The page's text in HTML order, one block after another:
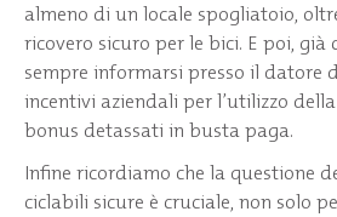
almeno di un locale spogliatoio,
ricovero sicuro per le bici. E poi, già
sempre informarsi presso il datore
incentivi aziendali per l’utilizzo
bonus detassati in busta paga.
Infine ricordiamo che la questione
ciclabili sicure è cruciale, non solo